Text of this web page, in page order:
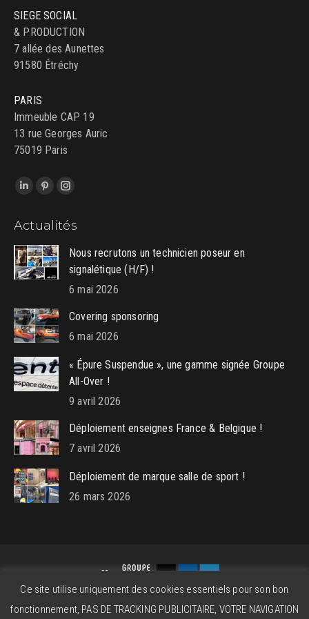
SIEGE SOCIAL
& PRODUCTION
7 allée des Aunettes
91580 Étréchy
PARIS
Immeuble CAP 19
13 rue Georges Auric
75019 Paris
Trouvez nous sur :
LinkedIn
opens
in
new
window
Pinterest
opens
in
new
window
Instagram
opens
in
new
window
Actualités
Nous recrutons un technicien poseur en
signalétique (H/F) !
6 mai 2026
Covering sponsoring
6 mai 2026
« Épure Suspendue », une gamme signée Groupe
All-Over !
9 avril 2026
Déploiement enseignes France & Belgique !
7 avril 2026
Déploiement de marque salle de sport !
26 mars 2026
Groupe All-Over © 2026 - Powered bybeatitude.eu
Ce site utilise uniquement des cookies essentiels pour son bon
fonctionnement, PAS DE TRACKING PUBLICITAIRE, VOTRE NAVIGATION